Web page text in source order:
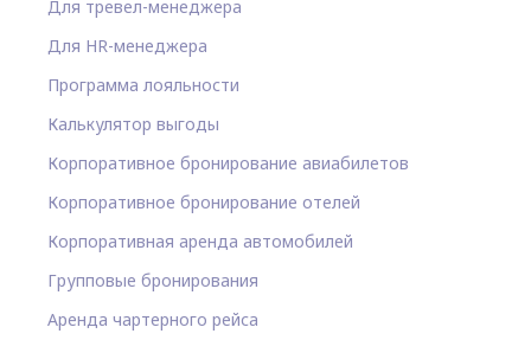
Для тревел-менеджера
Для HR-менеджера
Программа лояльности
Калькулятор выгоды
Корпоративное бронирование авиабилетов
Корпоративное бронирование отелей
Корпоративная аренда автомобилей
Групповые бронирования
Аренда чартерного рейса